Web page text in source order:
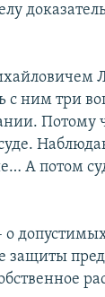
с ним три
Потому
А потом
защиты